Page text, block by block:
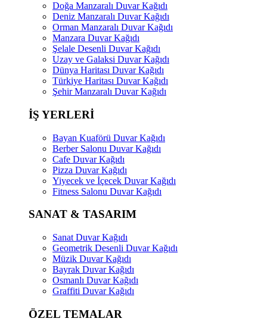
Doğa Manzaralı Duvar Kağıdı
Deniz Manzaralı Duvar Kağıdı
Orman Manzaralı Duvar Kağıdı
Manzara Duvar Kağıdı
Şelale Desenli Duvar Kağıdı
Uzay ve Galaksi Duvar Kağıdı
Dünya Haritası Duvar Kağıdı
Türkiye Haritası Duvar Kağıdı
Şehir Manzaralı Duvar Kağıdı
İŞ YERLERİ
Bayan Kuaförü Duvar Kağıdı
Berber Salonu Duvar Kağıdı
Cafe Duvar Kağıdı
Pizza Duvar Kağıdı
Yiyecek ve İçecek Duvar Kağıdı
Fitness Salonu Duvar Kağıdı
SANAT & TASARIM
Sanat Duvar Kağıdı
Geometrik Desenli Duvar Kağıdı
Müzik Duvar Kağıdı
Bayrak Duvar Kağıdı
Osmanlı Duvar Kağıdı
Graffiti Duvar Kağıdı
ÖZEL TEMALAR